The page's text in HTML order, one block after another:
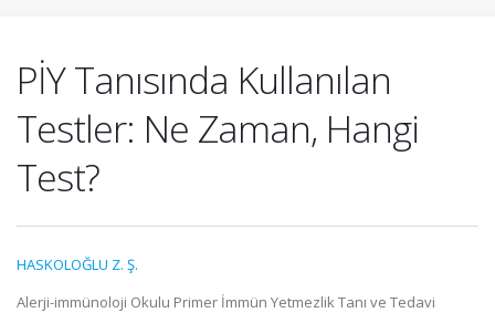
PİY Tanısında Kullanılan
Testler: Ne Zaman, Hangi
Test?
HASKOLOĞLU Z. Ş.
Alerji-immünoloji Okulu Primer İmmün Yetmezlik Tanı ve Tedavi